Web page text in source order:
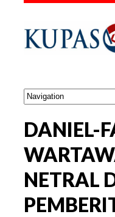
DANIEL-
NETRAL